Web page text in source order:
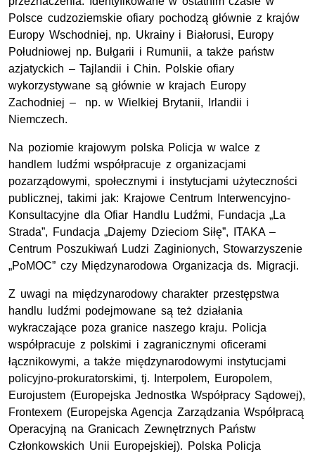
Polsce cudzoziemskie ofiary pochodzą głównie z krajów
Europy Wschodniej, np. Ukrainy i Białorusi, Europy
Południowej np. Bułgarii i Rumunii, a także państw
azjatyckich – Tajlandii i Chin. Polskie ofiary
wykorzystywane są głównie w krajach Europy
Zachodniej – np. w Wielkiej Brytanii, Irlandii i
Niemczech.
Na poziomie krajowym polska Policja w walce z
handlem ludźmi współpracuje z organizacjami
pozarządowymi, społecznymi i instytucjami użyteczności
publicznej, takimi jak: Krajowe Centrum Interwencyjno-
Konsultacyjne dla Ofiar Handlu Ludźmi, Fundacja „La
Strada”, Fundacja „Dajemy Dzieciom Siłę”, ITAKA –
Centrum Poszukiwań Ludzi Zaginionych, Stowarzyszenie
„PoMOC” czy Międzynarodowa Organizacja ds. Migracji.
Z uwagi na międzynarodowy charakter przestępstwa
handlu ludźmi podejmowane są też działania
wykraczające poza granice naszego kraju. Policja
współpracuje z polskimi i zagranicznymi oficerami
łącznikowymi, a także międzynarodowymi instytucjami
policyjno-prokuratorskimi, tj. Interpolem, Europolem,
Eurojustem (Europejska Jednostka Współpracy Sądowej),
Frontexem (Europejska Agencja Zarządzania Współpracą
Operacyjną na Granicach Zewnętrznych Państw
Członkowskich Unii Europejskiej). Polska Policja